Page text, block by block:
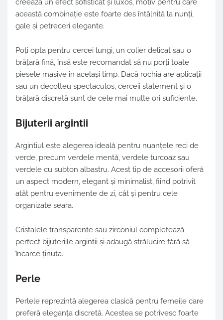
creează un efect sofisticat și luxos, motiv pentru care
această combinație este foarte des întâlnită la nunți,
gale și petreceri elegante.
Poți opta pentru cercei lungi, un colier delicat sau o
brățară fină, însă este recomandat să nu porți toate
piesele masive în același timp. Dacă rochia are aplicații
sau un decolteu spectaculos, cerceii statement și o
brățară discretă sunt de cele mai multe ori suficiente.
Bijuterii argintii
Argintiul este alegerea ideală pentru nuanțele reci de
verde, precum verdele mentă, verdele turcoaz sau
verdele cu subton albastru. Acest tip de accesorii oferă
un aspect modern, elegant și minimalist, fiind potrivit
atât pentru evenimente de zi, cât și pentru cele
organizate seara.
Cristalele transparente sau zirconiul completează
perfect bijuteriile argintii și adaugă strălucire fără să
încarce ținuta.
Perle
Perlele reprezintă alegerea clasică pentru femeile care
preferă eleganța discretă. Acestea se potrivesc foarte